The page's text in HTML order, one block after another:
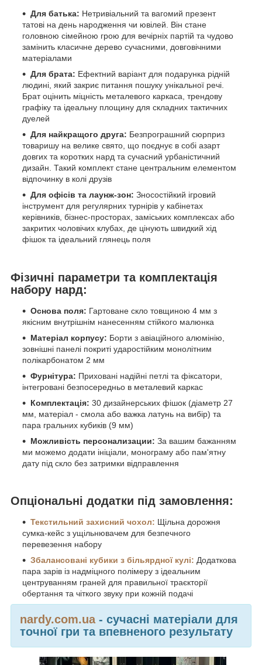
Для батька: Нетривіальний та вагомий презент
татові на день народження чи ювілей. Він стане
головною сімейною грою для вечірніх партій та чудово
замінить класичне дерево сучасними, довговічними
матеріалами
Для брата: Ефектний варіант для подарунка рідній
людині, який закриє питання пошуку унікальної речі.
Брат оцінить міцність металевого каркаса, трендову
графіку та ідеальну площину для складних тактичних
дуелей
Для найкращого друга: Безпрограшний сюрприз
товаришу на велике свято, що поєднує в собі азарт
довгих та коротких нард та сучасний урбаністичний
дизайн. Такий комплект стане центральним елементом
відпочинку в колі друзів
Для офісів та лаунж-зон: Зносостійкий ігровий
інструмент для регулярних турнірів у кабінетах
керівників, бізнес-просторах, заміських комплексах або
закритих чоловічих клубах, де цінують швидкий хід
фішок та ідеальний глянець поля
Фізичні параметри та комплектація
набору нард:
Основа поля: Гартоване скло товщиною 4 мм з
якісним внутрішнім нанесенням стійкого малюнка
Матеріал корпусу: Борти з авіаційного алюмінію,
зовнішні панелі покриті ударостійким монолітним
полікарбонатом 2 мм
Фурнітура: Приховані надійні петлі та фіксатори,
інтегровані безпосередньо в металевий каркас
Комплектація: 30 дизайнерських фішок (діаметр 27
мм, матеріал - смола або важка латунь на вибір) та
пара гральних кубиків (9 мм)
Можливість персонализации: За вашим бажанням
ми можемо додати ініціали, монограму або пам'ятну
дату під скло без затримки відправлення
Опціональні додатки під замовлення:
Текстильний захисний чохол: Щільна дорожня
сумка-кейс з ущільнювачем для безпечного
перевезення набору
Збалансовані кубики з більярдної кулі: Додаткова
пара зарів із надміцного полімеру з ідеальним
центруванням граней для правильної траєкторії
обертання та чіткого звуку при кожній подачі
nardy.com.ua- сучасні матеріали для
точної гри та впевненого результату